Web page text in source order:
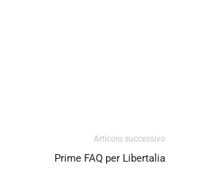
Articolo successivo
Prime FAQ per Libertalia